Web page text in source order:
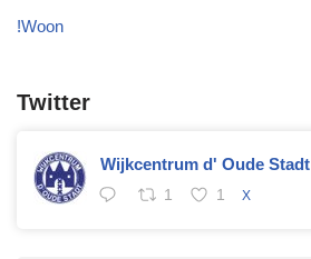
!Woon
Twitter
Wijkcentrum d' Oude Stadt
1 1 X